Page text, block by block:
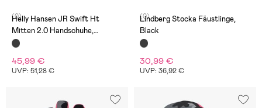
(0)
Helly Hansen JR Swift Ht
Mitten 2.0 Handschuhe,
Schwarz
45,99 €
UVP: 51,28 €
(0)
Lindberg Stocka Fäustlinge,
Black
30,99 €
UVP: 36,92 €